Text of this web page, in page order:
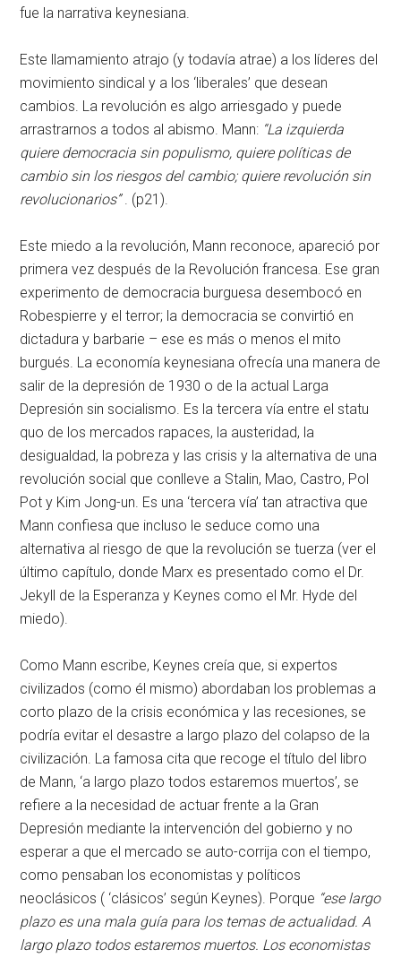
fue la narrativa keynesiana.
Este llamamiento atrajo (y todavía atrae) a los líderes del
movimiento sindical y a los ‘liberales’ que desean
cambios. La revolución es algo arriesgado y puede
arrastrarnos a todos al abismo. Mann: “La izquierda
quiere democracia sin populismo, quiere políticas de
cambio sin los riesgos del cambio; quiere revolución sin
revolucionarios”. (p21).
Este miedo a la revolución, Mann reconoce, apareció por
primera vez después de la Revolución francesa. Ese gran
experimento de democracia burguesa desembocó en
Robespierre y el terror; la democracia se convirtió en
dictadura y barbarie – ese es más o menos el mito
burgués. La economía keynesiana ofrecía una manera de
salir de la depresión de 1930 o de la actual Larga
Depresión sin socialismo. Es la tercera vía entre el statu
quo de los mercados rapaces, la austeridad, la
desigualdad, la pobreza y las crisis y la alternativa de una
revolución social que conlleve a Stalin, Mao, Castro, Pol
Pot y Kim Jong-un. Es una ‘tercera vía’ tan atractiva que
Mann confiesa que incluso le seduce como una
alternativa al riesgo de que la revolución se tuerza (ver el
último capítulo, donde Marx es presentado como el Dr.
Jekyll de la Esperanza y Keynes como el Mr. Hyde del
miedo).
Como Mann escribe, Keynes creía que, si expertos
civilizados (como él mismo) abordaban los problemas a
corto plazo de la crisis económica y las recesiones, se
podría evitar el desastre a largo plazo del colapso de la
civilización. La famosa cita que recoge el título del libro
de Mann, ‘a largo plazo todos estaremos muertos’, se
refiere a la necesidad de actuar frente a la Gran
Depresión mediante la intervención del gobierno y no
esperar a que el mercado se auto-corrija con el tiempo,
como pensaban los economistas y políticos
neoclásicos ( ‘clásicos’ según Keynes). Porque “ese largo
plazo es una mala guía para los temas de actualidad. A
largo plazo todos estaremos muertos. Los economistas